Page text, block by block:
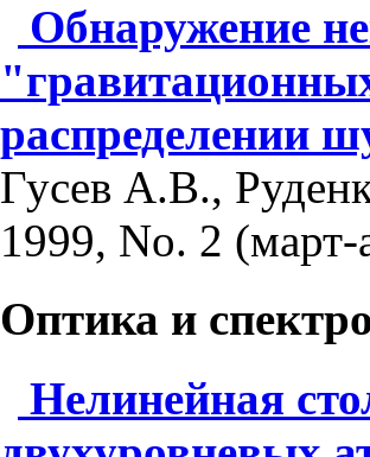
Обнаружение
распределении
Гусев А.В.,
1999, No. 2 (март-
Оптика и
Нелинейная